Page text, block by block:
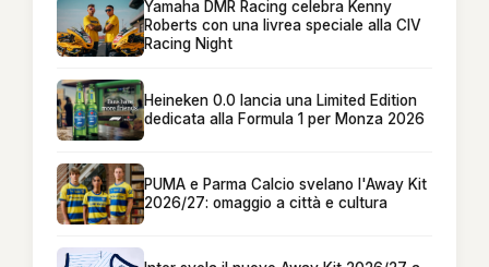
Yamaha DMR Racing celebra Kenny
Roberts con una livrea speciale alla CIV
Racing Night
Heineken 0.0 lancia una Limited Edition
dedicata alla Formula 1 per Monza 2026
PUMA e Parma Calcio svelano l'Away Kit
2026/27: omaggio a città e cultura